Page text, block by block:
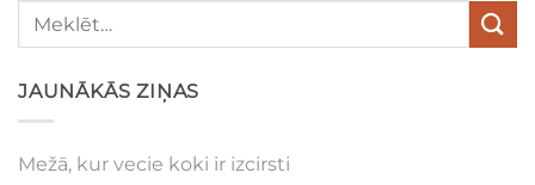
JAUNĀKĀS ZIŅAS
Mežā, kur vecie koki ir izcirsti